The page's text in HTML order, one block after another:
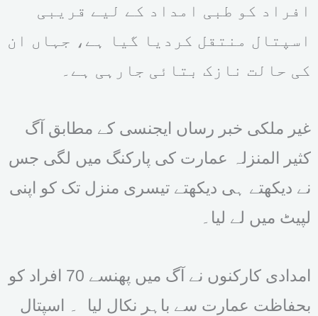
افراد کو طبی امداد کے لیے قریبی
اسپتال منتقل کردیا گیا ہے، جہاں ان
کی حالت نازک بتائی جارہی ہے۔
غیر ملکی خبر رساں ایجنسی کے مطابق آگ
کثیر المنزلہ عمارت کی پارکنگ میں لگی جس
نے دیکھتے ہی دیکھتے تیسری منزل تک کو اپنی
لپیٹ میں لے لیا۔
امدادی کارکنوں نے آگ میں پھنسے 70 افراد کو
بحفاظت عمارت سے باہر نکال لیا ۔ اسپتال